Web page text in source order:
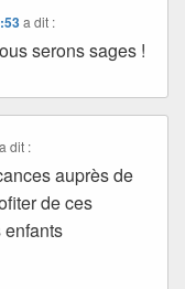
a dit :
serons sages !
a dit :
auprès de
de ces
enfants